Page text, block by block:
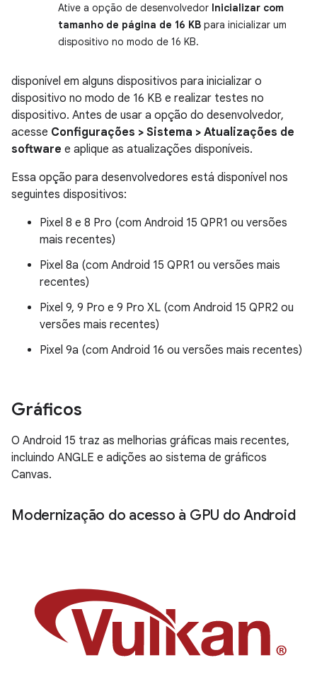
Ative a opção de desenvolvedor Inicializar com
tamanho de página de 16 KB para inicializar um
dispositivo no modo de 16 KB.
disponível em alguns dispositivos para inicializar o
dispositivo no modo de 16 KB e realizar testes no
dispositivo. Antes de usar a opção do desenvolvedor,
acesse Configurações > Sistema > Atualizações de
software e aplique as atualizações disponíveis.
Essa opção para desenvolvedores está disponível nos
seguintes dispositivos:
Pixel 8 e 8 Pro (com Android 15 QPR1 ou versões
mais recentes)
Pixel 8a (com Android 15 QPR1 ou versões mais
recentes)
Pixel 9, 9 Pro e 9 Pro XL (com Android 15 QPR2 ou
versões mais recentes)
Pixel 9a (com Android 16 ou versões mais recentes)
Gráficos
O Android 15 traz as melhorias gráficas mais recentes,
incluindo ANGLE e adições ao sistema de gráficos
Canvas.
Modernização do acesso à GPU do Android